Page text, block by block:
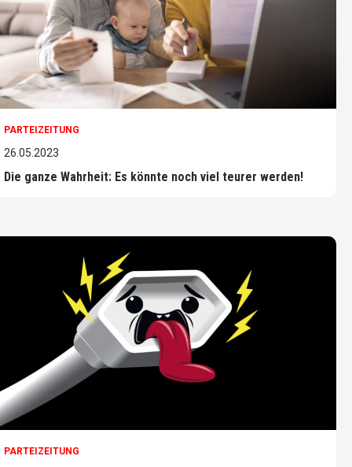
PARTEIZEITUNG
26.05.2023
Die ganze Wahrheit: Es könnte noch viel teurer werden!
PARTEIZEITUNG